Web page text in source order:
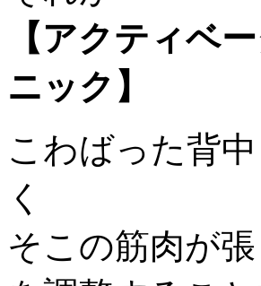
【アクティベ
ニック】
こわばった背
く
そこの筋肉が